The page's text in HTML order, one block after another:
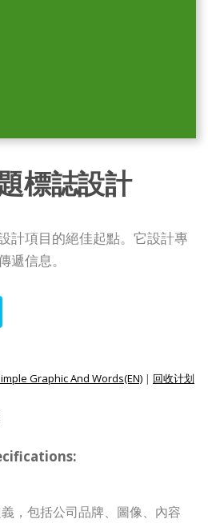
標誌設計
計項目的絕佳起點。它設計專
遞信息。
Graphic And Words(EN) | 回收计划
，包括公司品牌、圖像、內容